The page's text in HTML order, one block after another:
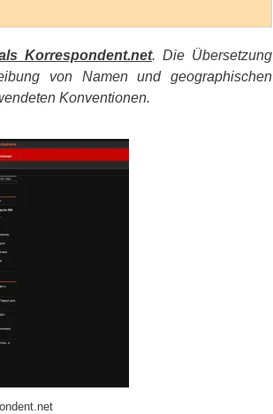
Korrespondent.net. Die Übersetzung
von Namen und geographischen
Konventionen.